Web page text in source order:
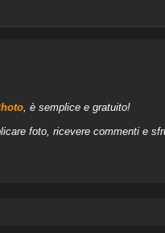
, è semplice e gratuito!
foto, ricevere commenti e